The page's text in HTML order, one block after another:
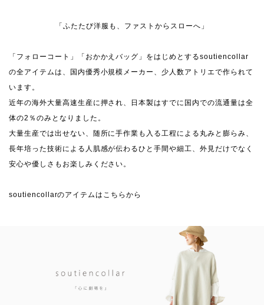
「ふたたび洋服も、ファストからスローへ」
「フォローコート」「おかかえバッグ」をはじめとするsoutiencollar
の全アイテムは、国内優秀小規模メーカー、少人数アトリエで作られて
います。
近年の海外大量高速生産に押され、日本製はすでに国内での流通量は全
体の2％のみとなりました。
大量生産では出せない、随所に手作業も入る工程による丸みと膨らみ、
長年培った技術による人肌感が伝わるひと手間や細工、外見だけでなく
安心や優しさもお楽しみください。
soutiencollarのアイテムはこちらから